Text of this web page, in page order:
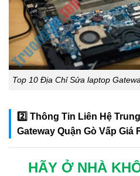
Top 10 Địa Chỉ Sửa laptop
2️⃣ Thông Tin Liên Hệ
Gateway Quận Gò Vấp Giá
HÃY Ở NHÀ